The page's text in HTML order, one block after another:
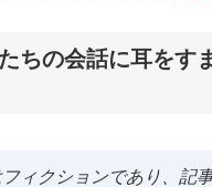
ちの会話に耳をす
ィクションであり、記